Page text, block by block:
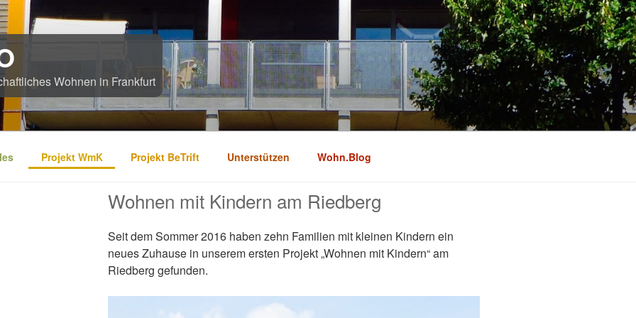
Wohnen in Frankfurt
Projekt WmK Projekt BeTrift Unterstützen Wohn.Blog
Wohnen mit Kindern am Riedberg
Seit dem Sommer 2016 haben zehn Familien mit kleinen Kindern ein
neues Zuhause in unserem ersten Projekt „Wohnen mit Kindern“ am
Riedberg gefunden.